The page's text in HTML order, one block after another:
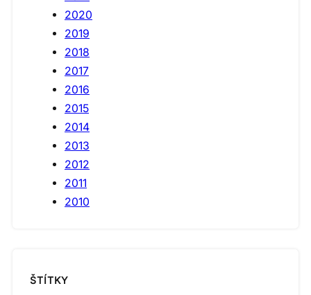
2020
2019
2018
2017
2016
2015
2014
2013
2012
2011
2010
ŠTÍTKY